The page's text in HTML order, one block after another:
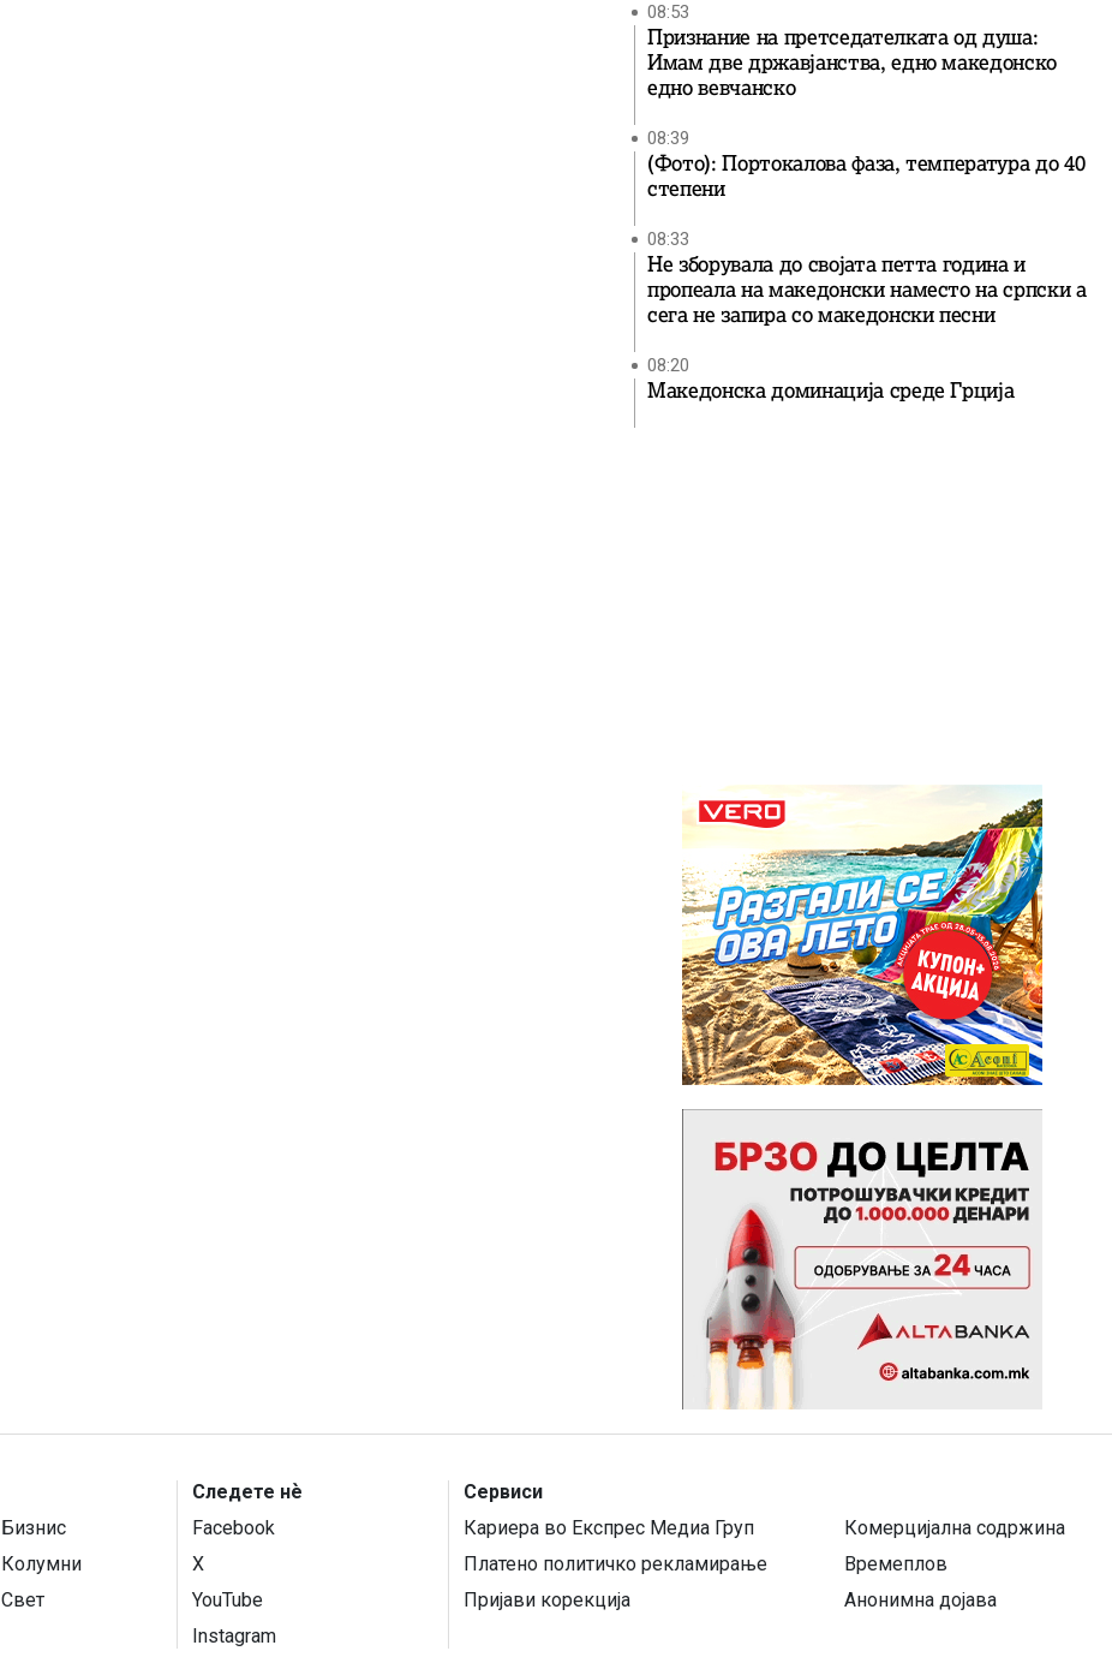
08:53
Признание на претседателката од душа:
Имам две државјанства, едно македонско
едно вевчанско
08:39
(Фото): Портокалова фаза, температура до 40
степени
08:33
Не зборувала до својата петта година и
пропеала на македонски наместо на српски а
сега не запира со македонски песни
08:20
Македонска доминација среде Грција
Бизнис
Колумни
Свет
Следете нѐ
Facebook
X
YouTube
Instagram
Сервиси
Кариера во Експрес Медиа Груп
Комерцијална содржина
Платено политичко рекламирање
Времеплов
Пријави корекција
Анонимна дојава